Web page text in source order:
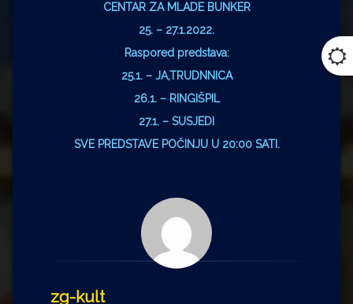
CENTAR ZA MLADE BUNKER
25. – 27.1.2022.
Raspored predstava:
25.1. – JA,TRUDNNICA
26.1. – RINGIŠPIL
27.1. – SUSJEDI
SVE PREDSTAVE POČINJU U 20:00 SATI.
zg-kult